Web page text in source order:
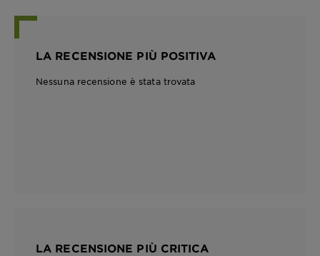
LA RECENSIONE PIÙ POSITIVA
Nessuna recensione è stata trovata
LA RECENSIONE PIÙ CRITICA